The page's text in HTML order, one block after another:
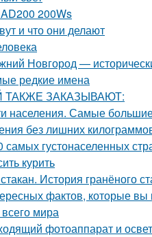
200Ws
и что они делают
Новгород —
редкие имена
ТАКЖЕ ЗАКАЗЫВАЮТ:
населения. Самые
без лишних
густонаселенных
курить
История гранёного
фактов, которые вы
мира
фотоаппарат и